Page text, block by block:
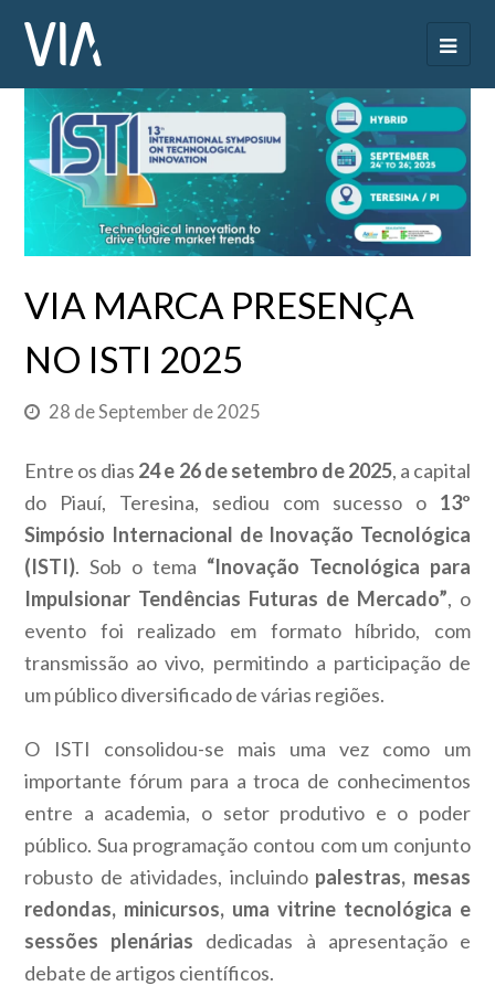
VIA MARCA PRESENÇA
NO ISTI 2025
28 de September de 2025
Entre os dias 24 e 26 de setembro de 2025, a capital
do Piauí, Teresina, sediou com sucesso o 13º
Simpósio Internacional de Inovação Tecnológica
(ISTI). Sob o tema “Inovação Tecnológica para
Impulsionar Tendências Futuras de Mercado”, o
evento foi realizado em formato híbrido, com
transmissão ao vivo, permitindo a participação de
um público diversificado de várias regiões.
O ISTI consolidou-se mais uma vez como um
importante fórum para a troca de conhecimentos
entre a academia, o setor produtivo e o poder
público. Sua programação contou com um conjunto
robusto de atividades, incluindo palestras, mesas
redondas, minicursos, uma vitrine tecnológica e
sessões plenárias dedicadas à apresentação e
debate de artigos científicos.